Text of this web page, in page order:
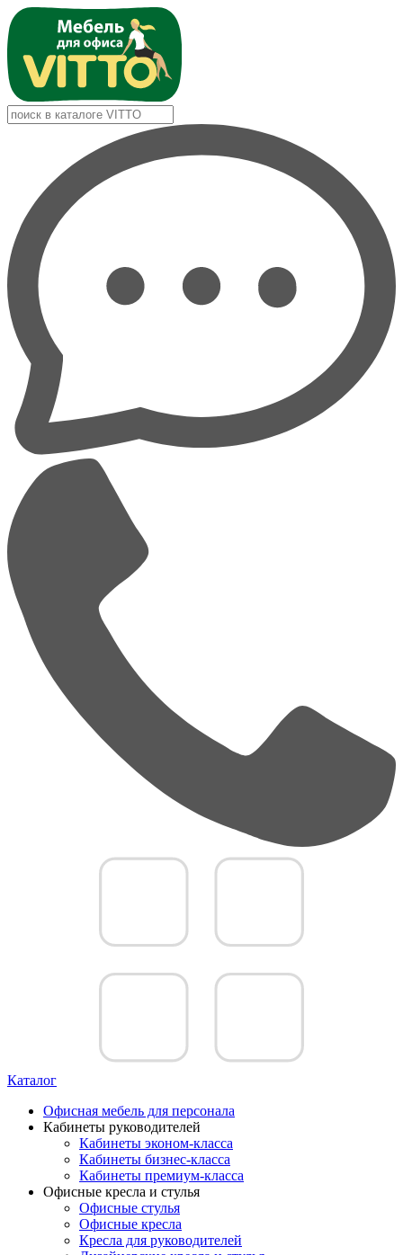
Каталог
Офисная мебель для персонала
Кабинеты руководителей
Кабинеты эконом-класса
Кабинеты бизнес-класса
Кабинеты премиум-класса
Офисные кресла и стулья
Офисные стулья
Офисные кресла
Кресла для руководителей